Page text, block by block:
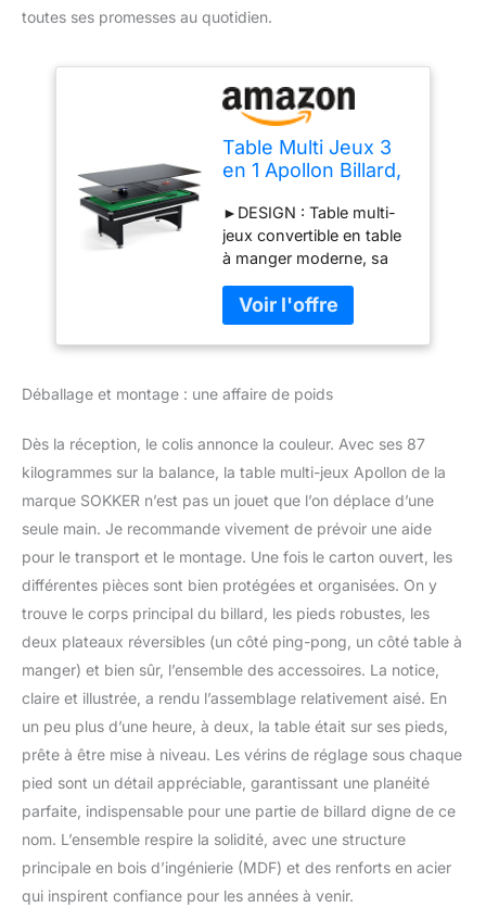
toutes ses promesses au quotidien.
Table Multi Jeux 3
en 1 Apollon Billard,
Dînatoire - avec
Accessoires
►DESIGN : Table multi-
jeux convertible en table
à manger moderne, sa
aux couleurs très
tendance vous permettra
de l’intégrer facilement
►CARACTERISTIQUES :
jeu en MDF et PVC
robustes grantissant une
rigidité et une planéité
parfaite, Tapis de jeu en
fibre synthétique
favorisant le roulement
des boules.
►ACCESSOIRES INCLUS
: La table est livrée avec
tous les accessoires de
jeu du Billard Américain
et Ping-Pong ; 1 Set De
Queues De Billard, 1
Triangle, 1 Brosse, 2
Craies, 2 Raquettes De
Ping-Pong, 2 Balles De
Amovible De Ping-Pong
►DIMENSIONS et POIDS
: Dimensions de la table
Déballage et montage : une affaire de poids
Dès la réception, le colis annonce la couleur. Avec ses 87
kilogrammes sur la balance, la table multi-jeux Apollon de la
marque SOKKER n’est pas un jouet que l’on déplace d’une
seule main. Je recommande vivement de prévoir une aide
pour le transport et le montage. Une fois le carton ouvert, les
différentes pièces sont bien protégées et organisées. On y
trouve le corps principal du billard, les pieds robustes, les
deux plateaux réversibles (un côté ping-pong, un côté table à
manger) et bien sûr, l’ensemble des accessoires. La notice,
claire et illustrée, a rendu l’assemblage relativement aisé. En
un peu plus d’une heure, à deux, la table était sur ses pieds,
prête à être mise à niveau. Les vérins de réglage sous chaque
pied sont un détail appréciable, garantissant une planéité
parfaite, indispensable pour une partie de billard digne de ce
nom. L’ensemble respire la solidité, avec une structure
principale en bois d’ingénierie (MDF) et des renforts en acier
qui inspirent confiance pour les années à venir.